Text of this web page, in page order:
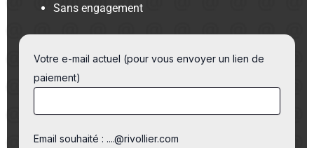
Sans engagement
Votre e-mail actuel (pour vous envoyer un lien de
paiement)
Email souhaité : ....@rivollier.com